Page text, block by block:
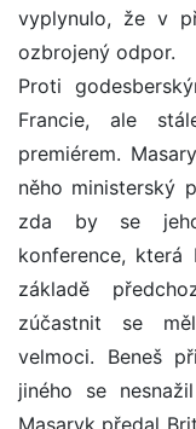
vyplynulo, že v
ozbrojený odpor.
Proti
Francie, ale
premiérem.
něho ministerský
zda by se jeho
konference,
základě
zúčastnit se
velmoci. Beneš
jiného se